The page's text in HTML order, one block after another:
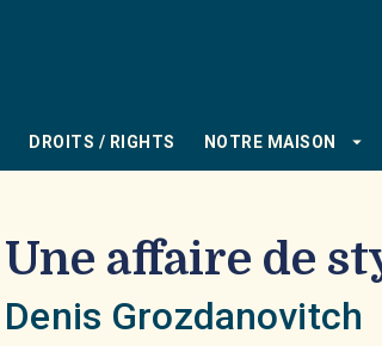
DROITS / RIGHTS NOTRE MAISON arrow_drop_down
Une affaire de
Denis Grozdanovitch